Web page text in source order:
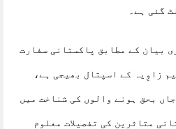
گئی ہے۔
بیان کے مطابق پاکستانی سفارت
زاوِیہ کے اسپتال بھیجی ہے،
بحق ہونے والوں کی شناخت میں
متاثرین کی تفصیلات معلوم